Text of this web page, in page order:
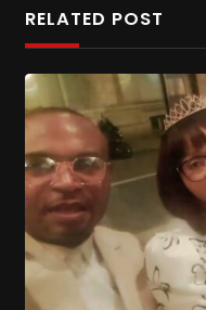
RELATED POST